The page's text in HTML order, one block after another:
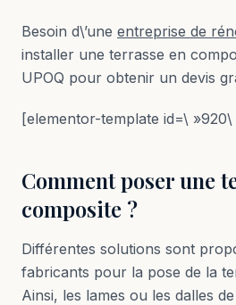
Besoin d\’une entreprise de
installer une terrasse en
UPOQ pour obtenir un devis
[elementor-template id=\ »920\
Comment poser une
composite ?
Différentes solutions sont
fabricants pour la pose de la
Ainsi, les lames ou les dalles